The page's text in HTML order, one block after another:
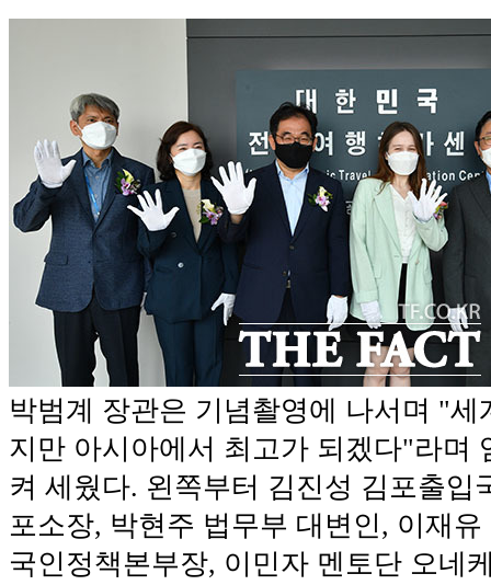
박범계 장관은 기념촬영에 나서며 "세
지만 아시아에서 최고가 되겠다"라며
켜 세웠다. 왼쪽부터 김진성 김포출입
포소장, 박현주 법무부 대변인, 이재
국인정책본부장, 이민자 멘토단 오네